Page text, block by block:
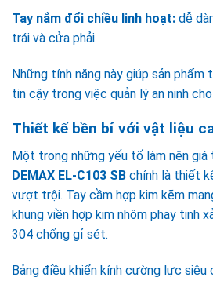
Tay nắm đổi chiều linh hoạt: dễ
trái và cửa phải.
Những tính năng này giúp sản phẩm
tin cậy trong việc quản lý an ninh
Thiết kế bền bỉ với vật liệu
Một trong những yếu tố làm nên giá
DEMAX EL-C103 SB chính là thiết
vượt trội. Tay cầm hợp kim kẽm
khung viền hợp kim nhôm phay tinh
304 chống gỉ sét.
Bảng điều khiển kính cường lực